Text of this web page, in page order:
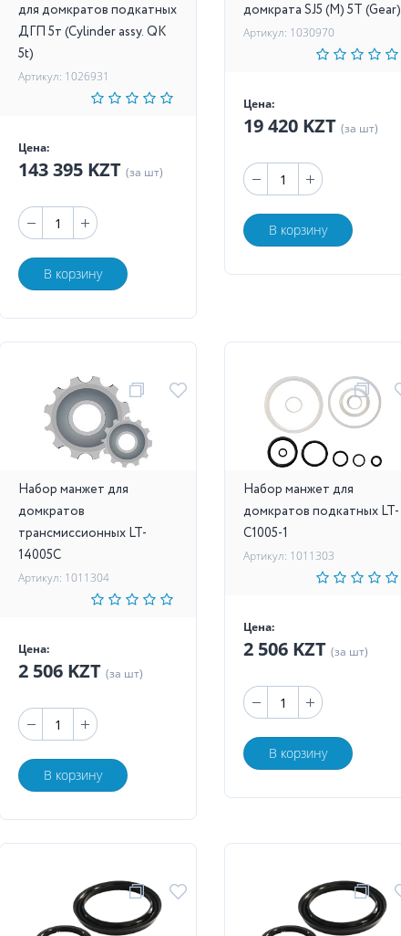
для домкратов подкатных
ДГП 5т (Cylinder assy. QK
5t)
Артикул: 1026931
Цена:
143 395 KZT (за шт)
В корзину
домкрата SJ5 (M) 5Т (Gear)
Артикул: 1030970
Цена:
19 420 KZT (за шт)
В корзину
Набор манжет для
домкратов
трансмиссионных LT-
14005C
Артикул: 1011304
Цена:
2 506 KZT (за шт)
В корзину
Набор манжет для
домкратов подкатных LT-
C1005-1
Артикул: 1011303
Цена:
2 506 KZT (за шт)
В корзину